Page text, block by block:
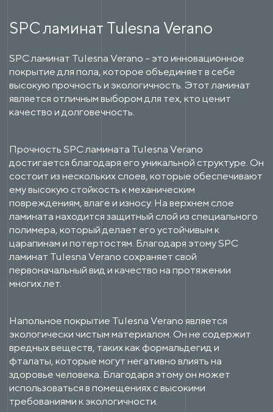
SPC ламинат Tulesna Verano
SPC ламинат Tulesna Verano - это инновационное
покрытие для пола, которое объединяет в себе
высокую прочность и экологичность. Этот ламинат
является отличным выбором для тех, кто ценит
качество и долговечность.
Прочность SPC ламината Tulesna Verano
достигается благодаря его уникальной структуре. Он
состоит из нескольких слоев, которые обеспечивают
ему высокую стойкость к механическим
повреждениям, влаге и износу. На верхнем слое
ламината находится защитный слой из специального
полимера, который делает его устойчивым к
царапинам и потертостям. Благодаря этому SPC
ламинат Tulesna Verano сохраняет свой
первоначальный вид и качество на протяжении
многих лет.
Напольное покрытие Tulesna Verano является
экологически чистым материалом. Он не содержит
вредных веществ, таких как формальдегид и
фталаты, которые могут негативно влиять на
здоровье человека. Благодаря этому он может
использоваться в помещениях с высокими
требованиями к экологичности.